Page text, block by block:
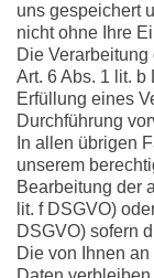
uns gespeichert
nicht ohne Ihre
Die
Art. 6 Abs. 1 lit. b
Erfüllung eines
Durchführung
In allen übrigen
unserem
Bearbeitung der
lit. f DSGVO)
DSGVO) sofern
Die von Ihnen